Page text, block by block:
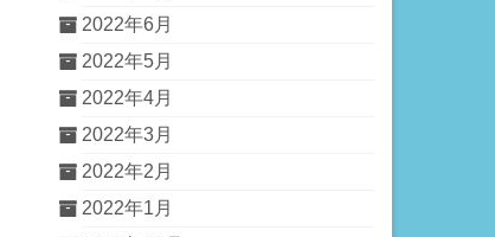
2022年6月
2022年5月
2022年4月
2022年3月
2022年2月
2022年1月